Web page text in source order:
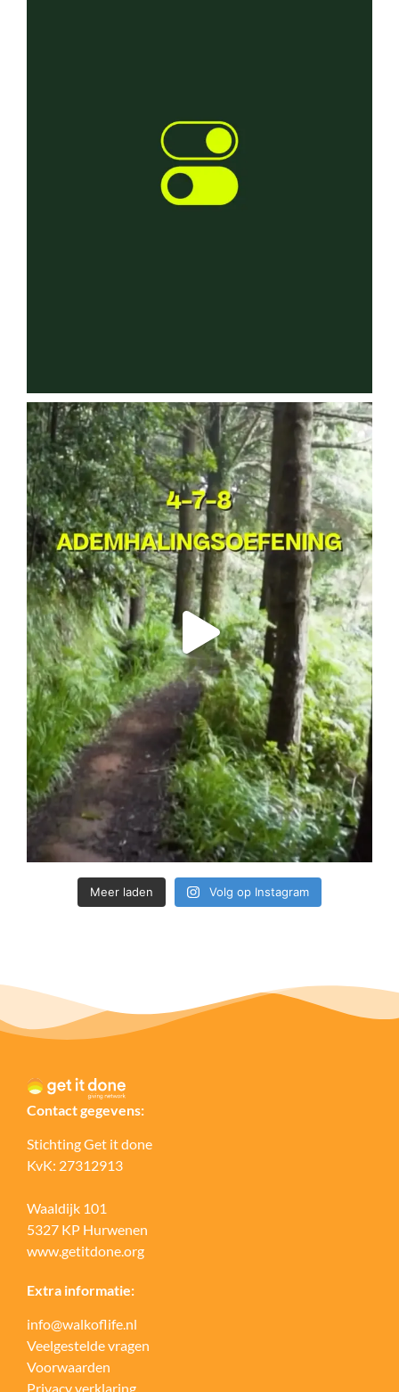
Meer laden Volg op Instagram
Contact gegevens:
Stichting Get it done
KvK: 27312913
Waaldijk 101
5327 KP Hurwenen
www.getitdone.org
Extra informatie:
info@walkoflife.nl
Veelgestelde vragen
Voorwaarden
Privacy verklaring